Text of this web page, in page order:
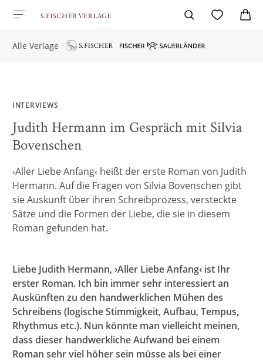
Alle Verlage
INTERVIEWS
Judith Hermann im Gespräch mit Silvia
Bovenschen
›Aller Liebe Anfang‹ heißt der erste Roman von Judith
Hermann. Auf die Fragen von Silvia Bovenschen gibt
sie Auskunft über ihren Schreibprozess, versteckte
Sätze und die Formen der Liebe, die sie in diesem
Roman gefunden hat.
Liebe Judith Hermann, ›Aller Liebe Anfang‹ ist Ihr
erster Roman. Ich bin immer sehr interessiert an
Auskünften zu den handwerklichen Mühen des
Schreibens (logische Stimmigkeit, Aufbau, Tempus,
Rhythmus etc.). Nun könnte man vielleicht meinen,
dass dieser handwerkliche Aufwand bei einem
Roman sehr viel höher sein müsse als bei einer